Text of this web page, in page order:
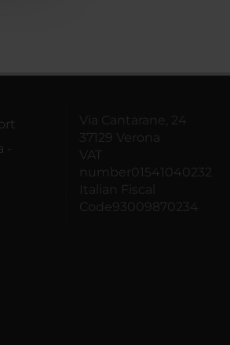
-
Via Cantarane, 24
37129 Verona
VAT
number01541040232
Italian Fiscal
Code93009870234